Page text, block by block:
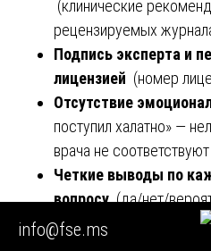
(клинические
рецензируемых
Подпись эксперта и
лицензией (номер
Отсутствие
поступил халатно» —
врача не
Четкие выводы по
вопросу(да/нет/
Наши заключения всегда
info@fse.ms